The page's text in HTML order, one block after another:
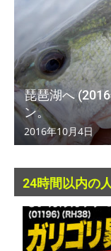
琵琶湖へ
ン。
2016年10月4日
24時間以内の